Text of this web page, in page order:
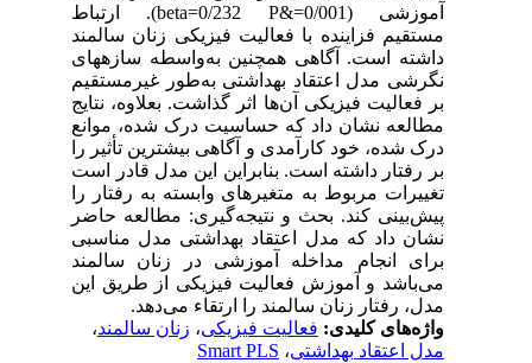
آموزشی (0/001=&beta=0/232 P). ارتباط
مستقیم فزاینده با فعالیت فیزیکی زنان سالمند
داشته است. آگاهی همچنین به‌واسطه سازه‎های
نگرشی مدل اعتقاد بهداشتی به‌طور غیرمستقیم
بر فعالیت فیزیکی آن‌ها اثر گذاشت. بعلاوه، نتایج
مطالعه نشان داد که حساسیت درک شده، موانع
درک شده، خود کارآمدی و آگاهی بیشترین تأثیر را
بر رفتار داشته است. بنابراین این مدل قادر است
تغییرات مربوط به متغیرهای وابسته به رفتار را
پیش‌بینی کند. بحث و نتیجه‌گیری: مطالعه حاضر
نشان داد که مدل اعتقاد بهداشتی مدل مناسبی
برای انجام مداخله آموزشی در زنان سالمند
می‌باشد و آموزش فعالیت فیزیکی از طریق این
مدل، رفتار زنان سالمند را ارتقاء می‌دهد.
واژه‌های کلیدی:فعالیت فیزیکی،زنان سالمند،
مدل اعتقاد بهداشتی،Smart PLS